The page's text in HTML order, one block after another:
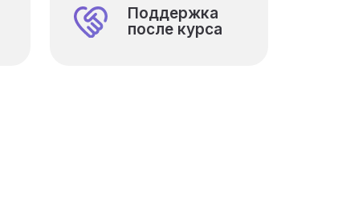
Поддержка
после курса